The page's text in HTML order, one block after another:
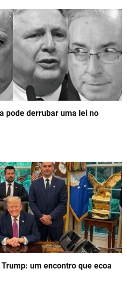
pode derrubar uma lei no
um encontro que ecoa